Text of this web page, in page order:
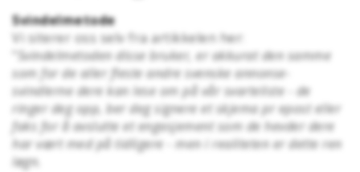
Svindelmetode
Vi siterer oss selv fra artikkelen her:
Svindelmetoden disse bruker, er akkurat den samme
som for de aller fleste andre svenske annonse-
svindlerne dere kan lese om på vår svarteliste - de
ringer deg opp, ber deg signere et skjema pr epost eller
faks for å avslutte et engasjement som de hevder dere
har vært med på tidligere - men i realiteten er dette ren
løgn.